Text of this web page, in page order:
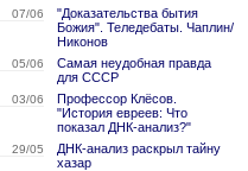
07/06
"Доказательства бытия
Божия". Теледебаты. Чаплин/
Никонов
05/06
Самая неудобная правда
для СССР
03/06
Профессор Клёсов.
"История евреев: Что
показал ДНК-анализ?"
29/05
ДНК-анализ раскрыл тайну
хазар